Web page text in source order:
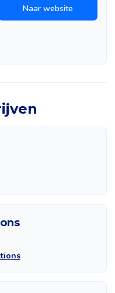
Naar website